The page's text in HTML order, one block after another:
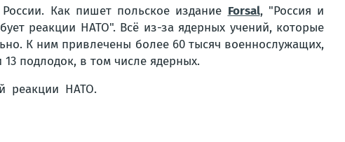
Как пишет польское издание Forsal, "Россия и
реакции НАТО". Всё из-за ядерных учений, которые
К ним привлечены более 60 тысяч военнослужащих,
подлодок, в том числе ядерных.